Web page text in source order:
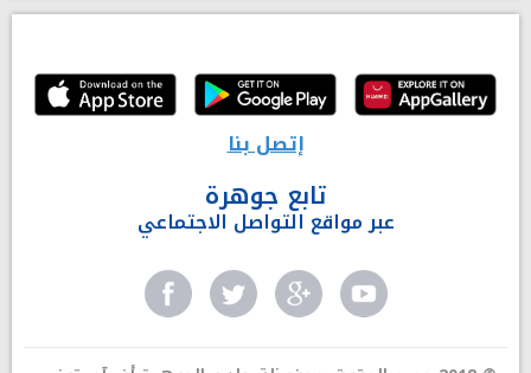
إتصل بنا
تابع جوهرة
عبر مواقع التواصل الاجتماعي